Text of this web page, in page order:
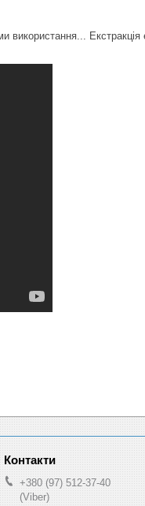
Екстракція
+380 (97) 512-37-40
(Viber)